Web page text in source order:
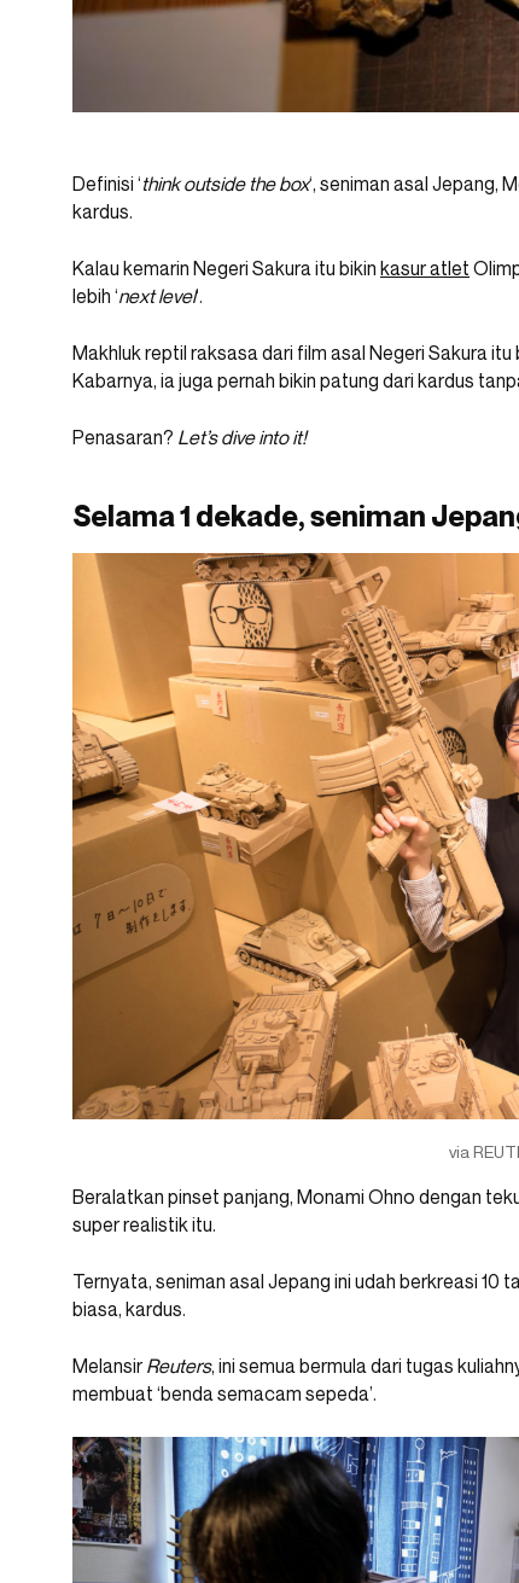
Definisi ‘think outside the box‘, seniman asal Jepang,
kardus.
Kalau kemarin Negeri Sakura itu bikin kasur atlet
lebih ‘next level‘.
Makhluk reptil raksasa dari film asal Negeri Sakura
Kabarnya, ia juga pernah bikin patung dari kardus
Penasaran? Let’s dive into it!
Selama 1 dekade, seniman
via
Beralatkan pinset panjang, Monami Ohno dengan
super realistik itu.
Ternyata, seniman asal Jepang ini udah berkreasi 10
biasa, kardus.
Melansir Reuters, ini semua bermula dari tugas
membuat ‘benda semacam sepeda’.